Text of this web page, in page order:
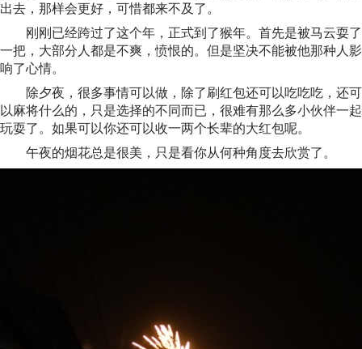
出去，那样会更好，可惜都来不及了。
刚刚已经跨过了这个年，正式到了猴年。首先是被马云耍了
一把，大部分人都是不爽，愤恨的。但是坚决不能被他那种人影
响了心情。
除夕夜，很多事情可以做，除了刷红包还可以吃吃吃，还可
以麻将什么的，只是选择的不同而已，很难有那么多小伙伴一起
玩耍了。如果可以你还可以收一两个长辈的大红包呢。
午夜的烟花总是很美，只是看你从何种角度去欣赏了。